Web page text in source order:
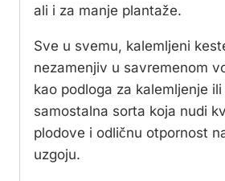
ali i za manje plantaže.
Sve u svemu, kalemljeni
nezamenjiv u savremenom
kao podloga za kalemljenje ili
samostalna sorta koja nudi
plodove i odličnu otpornost
uzgoju.